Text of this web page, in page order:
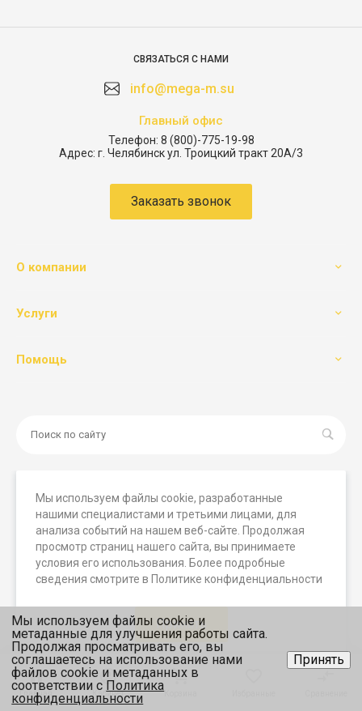
Мы используем файлы cookie, разработанные
нашими специалистами и третьими лицами, для
анализа событий на нашем веб-сайте. Продолжая
просмотр страниц нашего сайта, вы принимаете
условия его использования. Более подробные
сведения смотрите в Политике конфиденциальности
Принять
Главная Кабинет Корзина
Главная Кабинет Корзина
СВЯЗАТЬСЯ С НАМИ
info@mega-m.su
Главный офис
Телефон: 8 (800)-775-19-98
Адрес: г. Челябинск ул. Троицкий тракт 20А/3
Заказать звонок
О компании
Услуги
Помощь
© 2026 Мегамашины, Все права защищены. Вся
представленная на сайте информация носит исключительно
информационный характер и ни при каких условиях не
является публичной офертой, определяемой положениями
статьи 437 (2) ГК РФ.
Мы используем файлы cookie и
метаданные для улучшения работы сайта.
Продолжая просматривать его, вы
соглашаетесь на использование нами
файлов cookie и метаданных в
соответствии с Политика
конфиденциальности
Принять